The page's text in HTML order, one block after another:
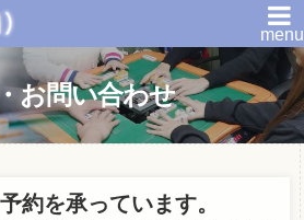
menu
お問い合わせ
約を承っています。